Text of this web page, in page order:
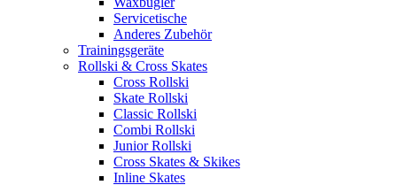
Servicetische
Anderes Zubehör
Trainingsgeräte
Rollski & Cross Skates
Cross Rollski
Skate Rollski
Classic Rollski
Combi Rollski
Junior Rollski
Cross Skates & Skikes
Inline Skates